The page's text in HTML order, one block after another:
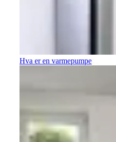
Hva er en varmepumpe